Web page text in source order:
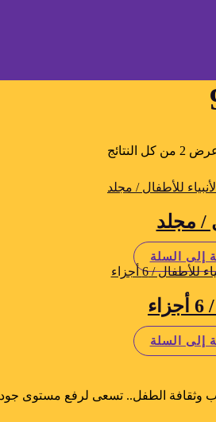
⁦2⁩ من كل النتائج
/ مجلد
إلى السلة
إلى السلة
وثقافة الطفل.. تسعى لرفع مستوى جودة